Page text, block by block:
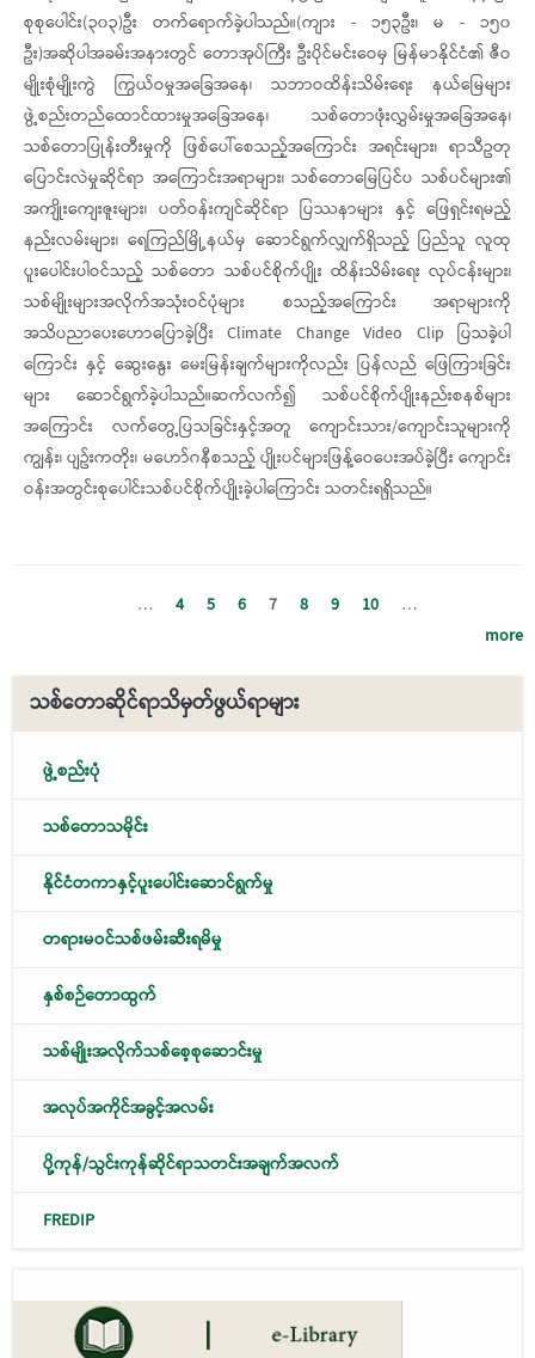
စုစုပေါင်း(၃၀၃)ဦး တက်ရောက်ခဲ့ပါသည်။(ကျား - ၁၅၃ဦး၊ မ - ၁၅၀
ဦး)အဆိုပါအခမ်းအနားတွင် တောအုပ်ကြီး ဦးပိုင်မင်းဝေမှ မြန်မာနိုင်ငံ၏ ဇီဝ
မျိုးစုံမျိုးကွဲ ကြွယ်ဝမှုအခြေအနေ၊ သဘာဝထိန်းသိမ်းရေး နယ်မြေများ
ဖွဲ့စည်းတည်ထောင်ထားမှုအခြေအနေ၊ သစ်တောဖုံးလွှမ်းမှုအခြေအနေ၊
သစ်တောပြုန်းတီးမှုကို ဖြစ်ပေါ်စေသည့်အကြောင်း အရင်းများ၊ ရာသီဥတု
ပြောင်းလဲမှုဆိုင်ရာ အကြောင်းအရာများ၊ သစ်တောမြေပြင်ပ သစ်ပင်များ၏
အကျိုးကျေးဇူးများ၊ ပတ်ဝန်းကျင်ဆိုင်ရာ ပြဿနာများ နှင့် ဖြေရှင်းရမည့်
နည်းလမ်းများ၊ ရေကြည်မြို့နယ်မှ ဆောင်ရွက်လျှက်ရှိသည့် ပြည်သူ လူထု
ပူးပေါင်းပါဝင်သည့် သစ်တော သစ်ပင်စိုက်ပျိုး ထိန်းသိမ်းရေး လုပ်ငန်းများ၊
သစ်မျိုးများအလိုက်အသုံးဝင်ပုံများ စသည့်အကြောင်း အရာများကို
အသိပညာပေးဟောပြောခဲ့ပြီး Climate Change Video Clip ပြသခဲ့ပါ
ကြောင်း နှင့် ဆွေးနွေး မေးမြန်းချက်များကိုလည်း ပြန်လည် ဖြေကြားခြင်း
များ ဆောင်ရွက်ခဲ့ပါသည်။ဆက်လက်၍ သစ်ပင်စိုက်ပျိုးနည်းစနစ်များ
အကြောင်း လက်တွေ့ပြသခြင်းနှင့်အတူ ကျောင်းသား/ကျောင်းသူများကို
ကျွန်း၊ ပျဥ်းကတိုး၊ မဟော်ဂနီစသည့် ပျိုးပင်များဖြန့်ဝေပေးအပ်ခဲ့ပြီး ကျောင်း
ဝန်းအတွင်းစုပေါင်းသစ်ပင်စိုက်ပျိုးခဲ့ပါကြောင်း သတင်းရရှိသည်။
… 4 5 6 7 8 9 10
…
more
သစ်တောဆိုင်ရာသိမှတ်ဖွယ်ရာများ
ဖွဲ့စည်းပုံ
သစ်တောသမိုင်း
နိုင်ငံတကာနှင့်ပူးပေါင်းဆောင်ရွက်မှု
တရားမဝင်သစ်ဖမ်းဆီးရမိမှု
နှစ်စဉ်တောထွက်
သစ်မျိုးအလိုက်သစ်စေ့စုဆောင်းမှု
အလုပ်အကိုင်အခွင့်အလမ်း
ပို့ကုန်/သွင်းကုန်ဆိုင်ရာသတင်းအချက်အလက်
FREDIP